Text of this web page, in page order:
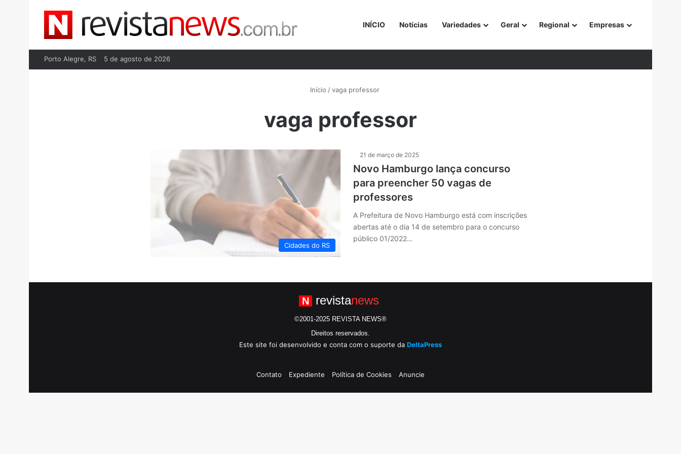
INÍCIO Notícias Variedades Geral Regional Empresas
Porto Alegre, RS 5 de agosto de 2026
Início /vaga professor
vaga professor
Cidades do RS
21 de março de 2025
Novo Hamburgo lança concurso
para preencher 50 vagas de
professores
A Prefeitura de Novo Hamburgo está com inscrições
abertas até o dia 14 de setembro para o concurso
público 01/2022…
N revistanews
©2001-2025 REVISTA NEWS®
Direitos reservados.
Este site foi desenvolvido e conta com o suporte da DeltaPress
Contato Expediente Política de Cookies Anuncie